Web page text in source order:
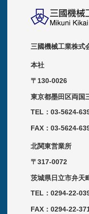
三國機械工業株式
本社
〒130-0026
東京都墨田区両国
TEL：03-5624-
FAX：03-5624-
北関東営業所
〒317-0072
茨城県日立市弁天
TEL：0294-22-
FAX：0294-22-